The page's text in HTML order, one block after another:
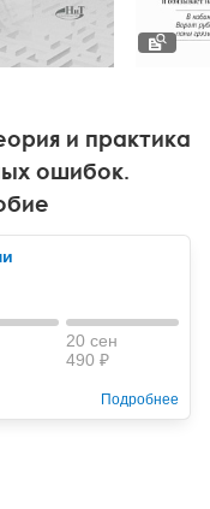
атаки
и НЛП
и практика
ошибок.
20 сен
490 ₽
Подробнее